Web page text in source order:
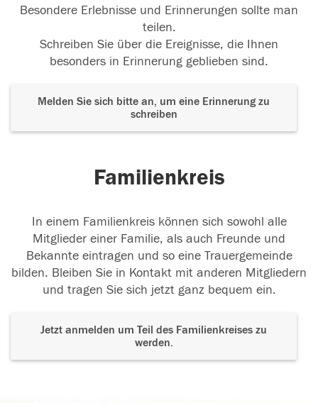
Besondere Erlebnisse und Erinnerungen sollte man
teilen.
Schreiben Sie über die Ereignisse, die Ihnen
besonders in Erinnerung geblieben sind.
Melden Sie sich bitte an, um eine Erinnerung zu
schreiben
Familienkreis
In einem Familienkreis können sich sowohl alle
Mitglieder einer Familie, als auch Freunde und
Bekannte eintragen und so eine Trauergemeinde
bilden. Bleiben Sie in Kontakt mit anderen Mitgliedern
und tragen Sie sich jetzt ganz bequem ein.
Jetzt anmelden um Teil des Familienkreises zu
werden.